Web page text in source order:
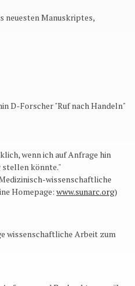
neuesten Manuskriptes,
D-Forscher "Ruf nach Handeln"
wenn ich auf Anfrage hin
könnte."
wissenschaftliche
Homepage: www.sunarc.org)
wissenschaftliche Arbeit zum